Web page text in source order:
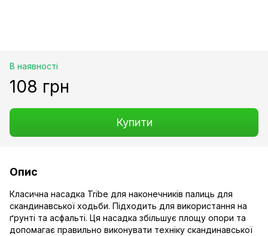
В наявності
108 грн
Купити
Опис
Класична насадка Tribe для наконечників палиць для
скандинавської ходьби. Підходить для використання на
ґрунті та асфальті. Ця насадка збільшує площу опори та
допомагає правильно виконувати техніку скандинавської